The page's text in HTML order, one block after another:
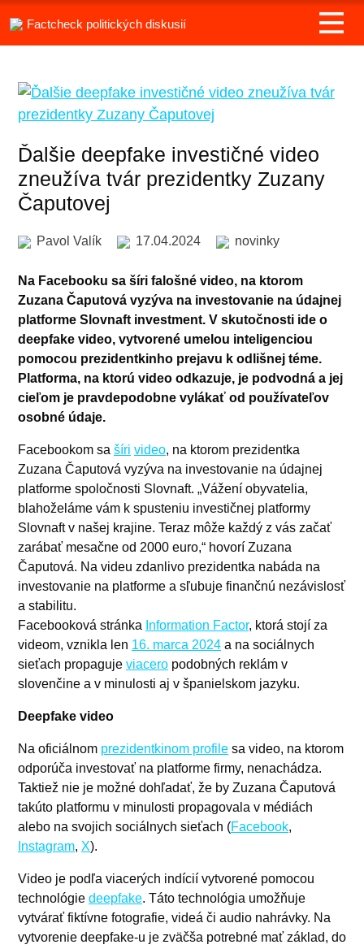
Factcheck politických diskusií
Ďalšie deepfake investičné video
zneužíva tvár prezidentky Zuzany
Čaputovej
Pavol Valík 17.04.2024 novinky
Na Facebooku sa šíri falošné video, na ktorom
Zuzana Čaputová vyzýva na investovanie na údajnej
platforme Slovnaft investment. V skutočnosti ide o
deepfake video, vytvorené umelou inteligenciou
pomocou prezidentkinho prejavu k odlišnej téme.
Platforma, na ktorú video odkazuje, je podvodná a jej
cieľom je pravdepodobne vylákať od používateľov
osobné údaje.
Facebookom sa šíri video, na ktorom prezidentka
Zuzana Čaputová vyzýva na investovanie na údajnej
platforme spoločnosti Slovnaft. „Vážení obyvatelia,
blahoželáme vám k spusteniu investičnej platformy
Slovnaft v našej krajine. Teraz môže každý z vás začať
zarábať mesačne od 2000 euro,“ hovorí Zuzana
Čaputová. Na videu zdanlivo prezidentka nabáda na
investovanie na platforme a sľubuje finančnú nezávislosť
a stabilitu.
Facebooková stránka Information Factor, ktorá stojí za
videom, vznikla len 16. marca 2024 a na sociálnych
sieťach propaguje viacero podobných reklám v
slovenčine a v minulosti aj v španielskom jazyku.
Deepfake video
Na oficiálnom prezidentkinom profile sa video, na ktorom
odporúča investovať na platforme firmy, nenachádza.
Taktiež nie je možné dohľadať, že by Zuzana Čaputová
takúto platformu v minulosti propagovala v médiách
alebo na svojich sociálnych sieťach (Facebook,
Instagram, X).
Video je podľa viacerých indícií vytvorené pomocou
technológie deepfake. Táto technológia umožňuje
vytvárať fiktívne fotografie, videá či audio nahrávky. Na
vytvorenie deepfake-u je zväčša potrebné mať základ, do